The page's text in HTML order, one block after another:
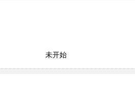
未开始